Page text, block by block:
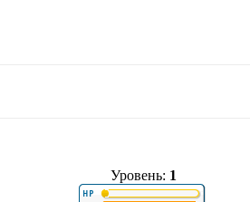
Уровень: 1